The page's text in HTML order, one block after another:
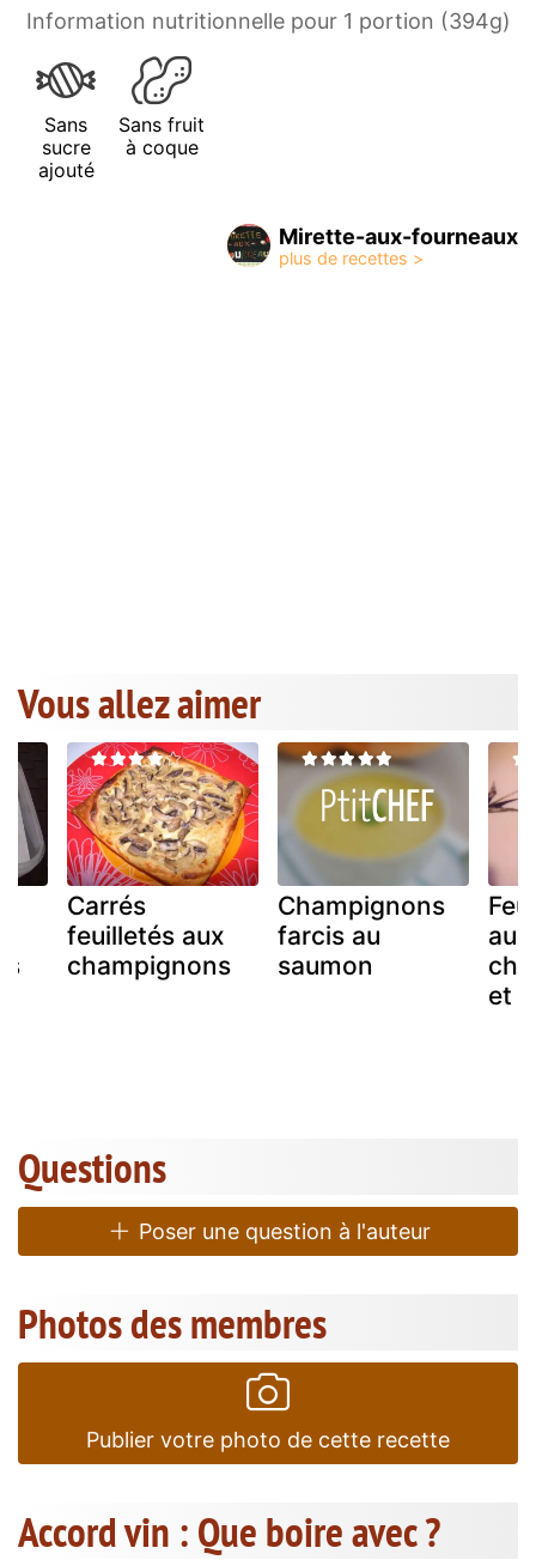
Information nutritionnelle pour 1 portion (394g)
Sans
sucre
ajouté
Sans fruit
à coque
Mirette-aux-fourneaux
Vous allez aimer
Carrés
feuilletés aux
champignons
Champignons
farcis au
saumon
aux
et
Questions
Poser une question à l'auteur
Photos des membres
Publier votre photo de cette recette
Accord vin : Que boire avec ?